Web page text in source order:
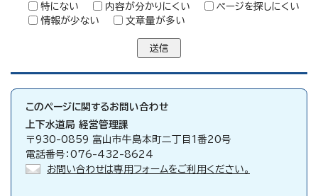
特にない
内容が分かりにくい
ページを探しにくい
情報が少ない
文章量が多い
送信
このページに関するお問い合わせ
上下水道局 経営管理課
〒930-0859 富山市牛島本町二丁目1番20号
電話番号：076-432-8624
お問い合わせは専用フォームをご利用ください。